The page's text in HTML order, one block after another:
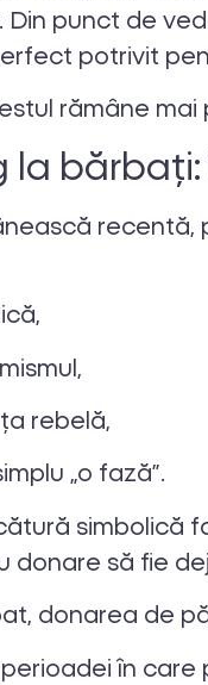
Din punct de
potrivit
rămâne
la
rebelă,
„o fază”.
simbolică
donare să fie
donarea de
în care